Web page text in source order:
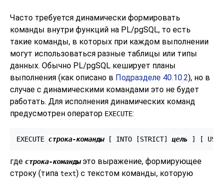
Часто требуется динамически формировать
команды внутри функций на PL/pgSQL, то есть
такие команды, в которых при каждом выполнении
могут использоваться разные таблицы или типы
данных. Обычно PL/pgSQL кеширует планы
выполнения (как описано в Подразделе 40.10.2), но в
случае с динамическими командами это не будет
работать. Для исполнения динамических команд
предусмотрен оператор EXECUTE:
EXECUTE строка-команды [ INTO [STRICT] цель ] [
где строка-командыэто выражение, формирующее
строку (типа text) с текстом команды, которую